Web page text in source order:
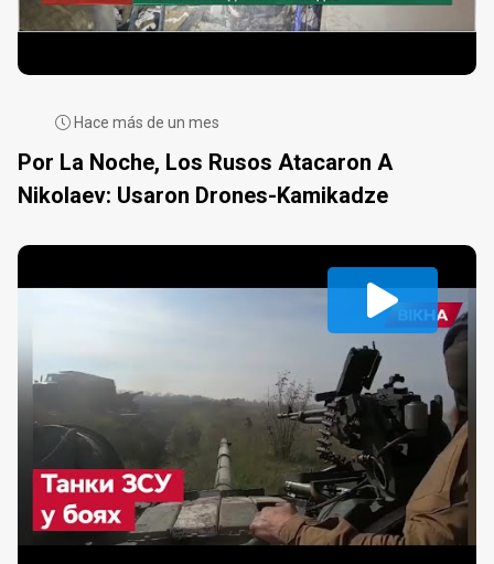
Hace más de un mes
Por La Noche, Los Rusos Atacaron A
Nikolaev: Usaron Drones-Kamikadze